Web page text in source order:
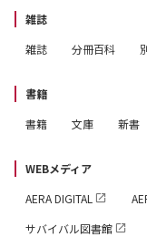
雑誌
雑誌
分冊百科
書籍
書籍
文庫 新書
WEBメディア
AERA DIGITAL
サバイバル図書館